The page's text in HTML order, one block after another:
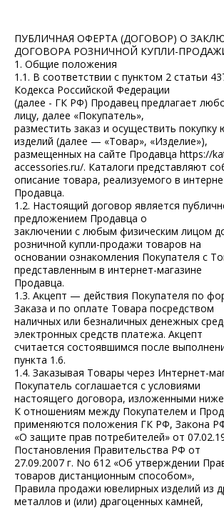
ПУБЛИЧНАЯ ОФЕРТА (ДОГОВОР) О
ДОГОВОРА РОЗНИЧНОЙ КУПЛИ-
1. Общие положения
1.1. В соответствии с пунктом 2 статьи
Кодекса Российской Федерации
(далее - ГК РФ) Продавец предлагает
лицу, далее «Покупатель»,
разместить заказ и осуществить покупку
изделий (далее — «Товар», «Изделие»),
размещенных на сайте Продавца https://
accessories.ru/. Каталоги представляют
описание товара, реализуемого в
Продавца.
1.2. Настоящий договор является
предложением Продавца о
заключении с любым физическим лицом
розничной купли-продажи товаров на
основании ознакомления Покупателя с
представленным в интернет-магазине
Продавца.
1.3. Акцепт — действия Покупателя по
Заказа и по оплате Товара посредством
наличных или безналичных денежных
электронных средств платежа. Акцепт
считается состоявшимся после
пункта 1.6.
1.4. Заказывая Товары через Интернет-
Покупатель соглашается с условиями
настоящего договора, изложенными
К отношениям между Покупателем и
применяются положения ГК РФ, Закона
«О защите прав потребителей» от
Постановления Правительства РФ от
27.09.2007 г. No 612 «Об утверждении
товаров дистанционным способом»,
Правила продажи ювелирных изделий из
металлов и (или) драгоценных камней,